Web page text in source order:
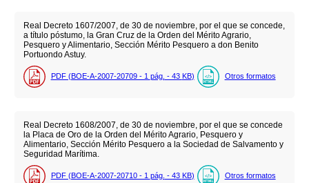
Real Decreto 1607/2007, de 30 de noviembre, por el que se concede,
a título póstumo, la Gran Cruz de la Orden del Mérito Agrario,
Pesquero y Alimentario, Sección Mérito Pesquero a don Benito
Portuondo Astuy.
PDF (BOE-A-2007-20709 - 1 pág. - 43 KB) Otros formatos
Real Decreto 1608/2007, de 30 de noviembre, por el que se concede
la Placa de Oro de la Orden del Mérito Agrario, Pesquero y
Alimentario, Sección Mérito Pesquero a la Sociedad de Salvamento y
Seguridad Marítima.
PDF (BOE-A-2007-20710 - 1 pág. - 43 KB) Otros formatos